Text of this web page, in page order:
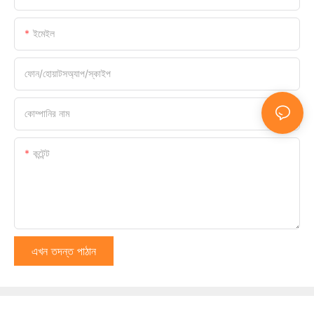
ইমেইল
ফোন/হোয়াটসঅ্যাপ/স্কাইপ
কোম্পানির নাম
কন্টেন্ট
এখন তদন্ত পাঠান